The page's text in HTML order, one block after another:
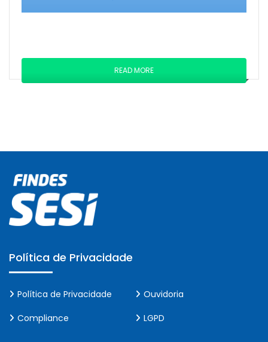
READ MORE
Política de Privacidade
Política de Privacidade
Ouvidoria
Compliance
LGPD